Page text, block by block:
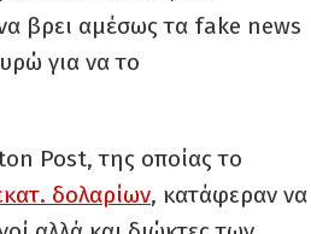
βρει αμέσως τα fake news
για να το
Post, της οποίας το
δολαρίων, κατάφεραν να